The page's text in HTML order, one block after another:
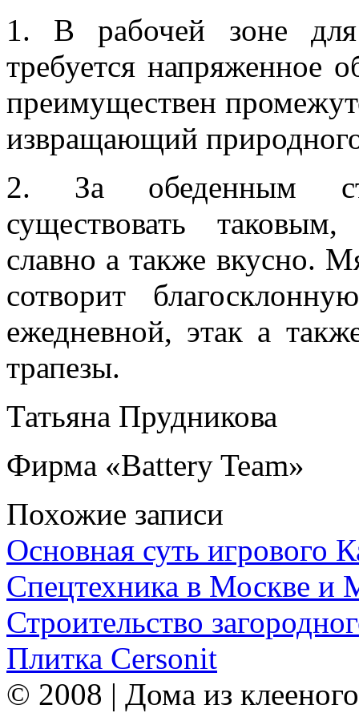
1. В рабочей зоне для
требуется напряженное
преимуществен
извращающий
2. За обеденным
существовать
славно а также вкусно.
сотворит
ежедневной, этак а
трапезы.
Татьяна Прудникова
Фирма «Battery Team»
Похожие записи
Основная суть игрового
Спецтехника в Москве и
Строительство
Плитка Cersonit
© 2008 | Дома из